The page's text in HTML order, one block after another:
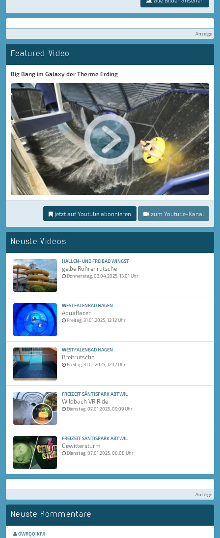
Anzeige
Featured Video
Big Bang im Galaxy der Therme Erding
jetzt auf Youtube abonnieren zum Youtube-Kanal
Neuste Videos
HALLEN- UND FREIBAD WINGST
gelbe Röhrenrutsche
Donnerstag, 03.04.2025, 13:01 Uhr
WESTFALENBAD HAGEN
AquaRacer
Freitag, 31.01.2025, 12:12 Uhr
WESTFALENBAD HAGEN
Breitrutsche
Freitag, 31.01.2025, 12:12 Uhr
FREIZEIT SÄNTISPARK ABTWIL
Wildbach VR Ride
Dienstag, 07.01.2025, 09:09 Uhr
FREIZEIT SÄNTISPARK ABTWIL
Gewittersturm
Dienstag, 07.01.2025, 08:08 Uhr
Anzeige
Neuste Kommentare
OWRQQIKFJJ